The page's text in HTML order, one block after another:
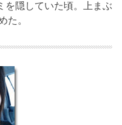
隠していた頃。上まぶ
た。